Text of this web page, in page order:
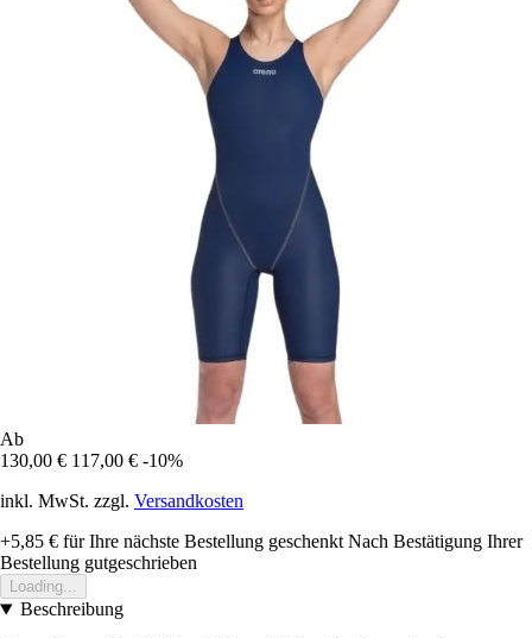
Ab
130,00 € 117,00 € -10%
inkl. MwSt. zzgl. Versandkosten
+5,85 € für Ihre nächste Bestellung geschenkt Nach Bestätigung Ihrer
Bestellung gutgeschrieben
Loading...
Beschreibung